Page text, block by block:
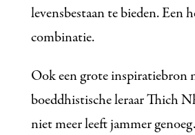
levensbestaan te bieden. Een
combinatie.
Ook een grote inspiratiebron
boeddhistische leraar Thich
niet meer leeft jammer